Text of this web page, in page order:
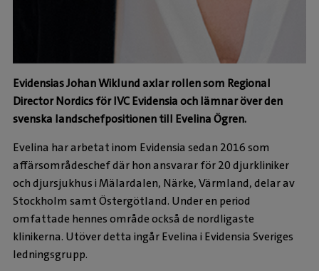
Evidensias Johan Wiklund axlar rollen som Regional
Director Nordics för IVC Evidensia och lämnar över den
svenska landschefpositionen till Evelina Ögren.
Evelina har arbetat inom Evidensia sedan 2016 som
affärsområdeschef där hon ansvarar för 20 djurkliniker
och djursjukhus i Mälardalen, Närke, Värmland, delar av
Stockholm samt Östergötland. Under en period
omfattade hennes område också de nordligaste
klinikerna. Utöver detta ingår Evelina i Evidensia Sveriges
ledningsgrupp.